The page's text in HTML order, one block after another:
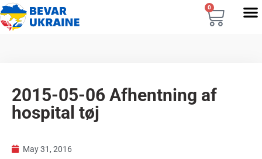
0
2015-05-06 Afhentning af
hospital tøj
May 31, 2016